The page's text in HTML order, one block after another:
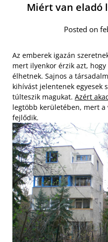
Miért van eladó
Posted on
Az emberek igazán
mert ilyenkor érzik azt,
élhetnek. Sajnos a
kihívást jelentenek egyesek
túlteszik magukat. Azért
legtöbb kerületében, mert a
fejlődik.